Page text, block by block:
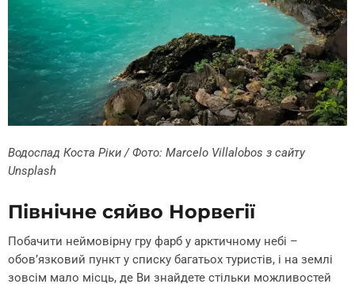
Водоспад Коста Ріки / Фото: Marcelo Villalobos з сайту
Unsplash
Північне сяйво Норвегії
Побачити неймовірну гру фарб у арктичному небі –
обов’язковий пункт у списку багатьох туристів, і на землі
зовсім мало місць, де Ви знайдете стільки можливостей